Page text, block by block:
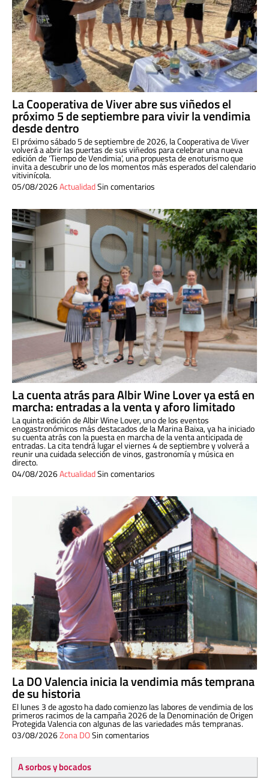
La Cooperativa de Viver abre sus viñedos el
próximo 5 de septiembre para vivir la vendimia
desde dentro
El próximo sábado 5 de septiembre de 2026, la Cooperativa de Viver
volverá a abrir las puertas de sus viñedos para celebrar una nueva
edición de ‘Tiempo de Vendimia’, una propuesta de enoturismo que
invita a descubrir uno de los momentos más esperados del calendario
vitivinícola.
05/08/2026ActualidadSin comentarios
La cuenta atrás para Albir Wine Lover ya está en
marcha: entradas a la venta y aforo limitado
La quinta edición de Albir Wine Lover, uno de los eventos
enogastronómicos más destacados de la Marina Baixa, ya ha iniciado
su cuenta atrás con la puesta en marcha de la venta anticipada de
entradas. La cita tendrá lugar el viernes 4 de septiembre y volverá a
reunir una cuidada selección de vinos, gastronomía y música en
directo.
04/08/2026ActualidadSin comentarios
La DO Valencia inicia la vendimia más temprana
de su historia
El lunes 3 de agosto ha dado comienzo las labores de vendimia de los
primeros racimos de la campaña 2026 de la Denominación de Origen
Protegida Valencia con algunas de las variedades más tempranas.
03/08/2026Zona DOSin comentarios
A sorbos y bocados